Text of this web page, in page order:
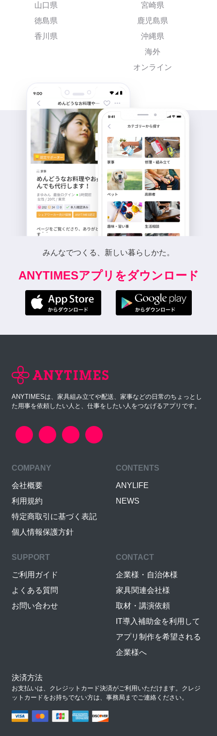
山口県
徳島県
香川県
宮崎県
鹿児島県
沖縄県
海外
オンライン
みんなでつくる、新しい暮らしかた。
ANYTIMESアプリをダウンロード
ANYTIMESは、家具組み立てや配送、家事などの日常のちょっとし
た用事を依頼したい人と、仕事をしたい人をつなげるアプリです。
COMPANY
会社概要
利用規約
特定商取引に基づく表記
個人情報保護方針
CONTENTS
ANYLIFE
NEWS
SUPPORT
ご利用ガイド
よくある質問
お問い合わせ
CONTACT
企業様・自治体様
家具関連会社様
取材・講演依頼
IT導入補助金を利用して
アプリ制作を希望される
企業様へ
決済方法
お支払いは、クレジットカード決済がご利用いただけます。クレジ
ットカードをお持ちでない方は、事務局までご連絡ください。